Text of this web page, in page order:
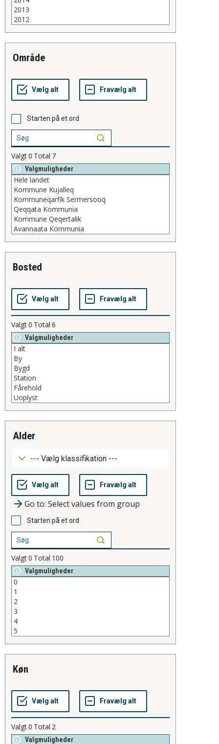
område
Starten på et ord
Valgt0 Total 7
Valgmuligheder
bosted
Valgt0 Total 6
Valgmuligheder
alder
Go to: Select values from group
Starten på et ord
Valgt0 Total 100
Valgmuligheder
køn
Valgt0 Total 2
Valgmuligheder